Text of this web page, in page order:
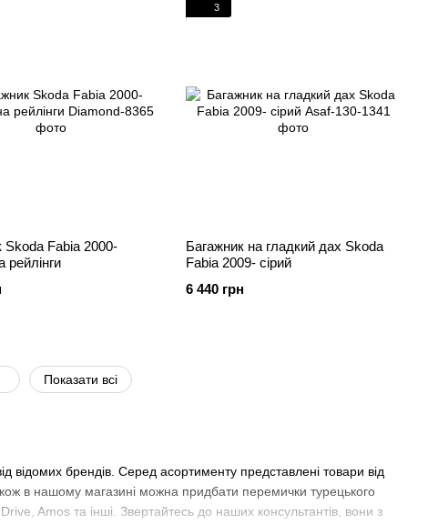
відомих брендів. Серед асортименту представлені товари від
в нашому магазині можна придбати перемички турецького
Amos та інші. Звертайтесь до наших консультантів, вони з
Skoda Fabia 2000-
рейлінги
3
Багажник на гладкий дах Skoda
Fabia 2009- сірий
6 440 грн
Показати всі